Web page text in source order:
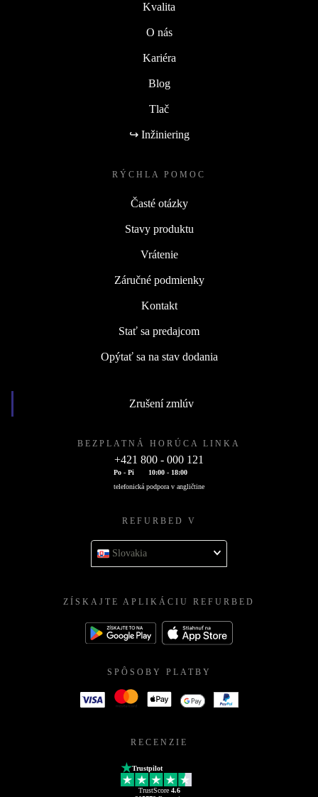
Kvalita
O nás
Kariéra
Blog
Tlač
↪ Inžiniering
RÝCHLA POMOC
Časté otázky
Stavy produktu
Vrátenie
Záručné podmienky
Kontakt
Stať sa predajcom
Opýtať sa na stav dodania
Zrušení zmlúv
BEZPLATNÁ HORÚCA LINKA
+421 800 - 000 121
Po - Pi
10:00 - 18:00
telefonická podpora v angličtine
REFURBED V
Slovakia
ZÍSKAJTE APLIKÁCIU REFURBED
SPÔSOBY PLATBY
RECENZIE
Trustpilot
TrustScore 4.6